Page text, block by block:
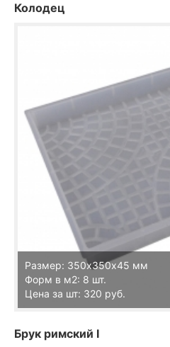
Колодец
Размер: 350х350х45 мм
Форм в м2: 8 шт.
Цена за шт: 320 руб.
Брук римский I